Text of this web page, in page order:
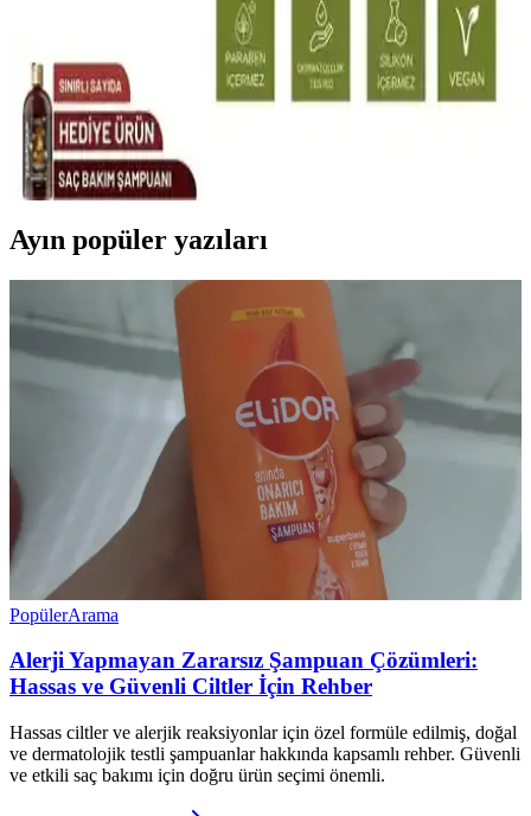
Laventin Saç Uzatıcı Serumu: Doğal İçeriklerle Saç
Güçlendirme ve Uzama Çözümü
Laventin saç serumu, doğal içeriklerle saç dökülmesini önler,
güçlendirir ve uzamasını destekler. Düzenli kullanımda parlak ve
sağlıklı saçlara ulaşmanızı sağlar.
Ayın popüler yazıları
PopülerArama
Alerji Yapmayan Zararsız Şampuan Çözümleri:
Hassas ve Güvenli Ciltler İçin Rehber
Hassas ciltler ve alerjik reaksiyonlar için özel formüle edilmiş, doğal
ve dermatolojik testli şampuanlar hakkında kapsamlı rehber. Güvenli
ve etkili saç bakımı için doğru ürün seçimi önemli.